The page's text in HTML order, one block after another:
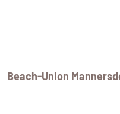
Beach-Union